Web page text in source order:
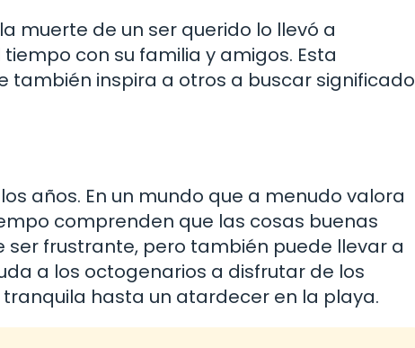
muerte de un ser querido lo llevó a
con su familia y amigos. Esta
también inspira a otros a buscar significado
años. En un mundo que a menudo valora
comprenden que las cosas buenas
ser frustrante, pero también puede llevar a
a los octogenarios a disfrutar de los
hasta un atardecer en la playa.